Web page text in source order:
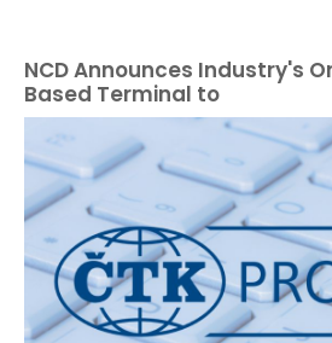
NCD Announces Industry's
Based Terminal to